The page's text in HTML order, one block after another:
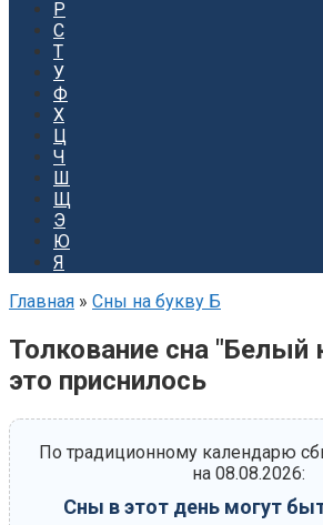
Р
С
Т
У
Ф
Х
Ц
Ч
Ш
Щ
Э
Ю
Я
Главная » Сны на букву Б
Толкование сна "Белый
это приснилось
По традиционному календарю
на 08.08.2026:
Сны в этот день могут